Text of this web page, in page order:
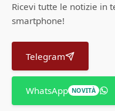
Ricevi tutte le notizie in
smartphone!
Telegram
WhatsApp NOVITÀ